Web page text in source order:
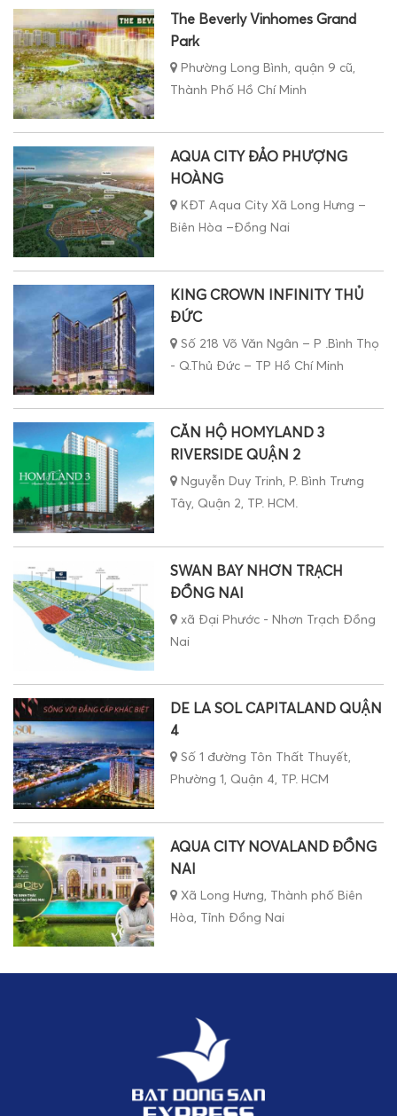
The Beverly Vinhomes Grand
Park
Phường Long Bình, quận 9 cũ,
Thành Phố Hồ Chí Minh
AQUA CITY ĐẢO PHƯỢNG
HOÀNG
KĐT Aqua City Xã Long Hưng –
Biên Hòa –Đồng Nai
KING CROWN INFINITY THỦ
ĐỨC
Số 218 Võ Văn Ngân – P .Bình Thọ
- Q.Thủ Đức – TP Hồ Chí Minh
CĂN HỘ HOMYLAND 3
RIVERSIDE QUẬN 2
Nguyễn Duy Trinh, P. Bình Trưng
Tây, Quận 2, TP. HCM.
SWAN BAY NHƠN TRẠCH
ĐỒNG NAI
xã Đại Phước - Nhơn Trạch Đồng
Nai
DE LA SOL CAPITALAND QUẬN
4
Số 1 đường Tôn Thất Thuyết,
Phường 1, Quận 4, TP. HCM
AQUA CITY NOVALAND ĐỒNG
NAI
Xã Long Hưng, Thành phố Biên
Hòa, Tỉnh Đồng Nai